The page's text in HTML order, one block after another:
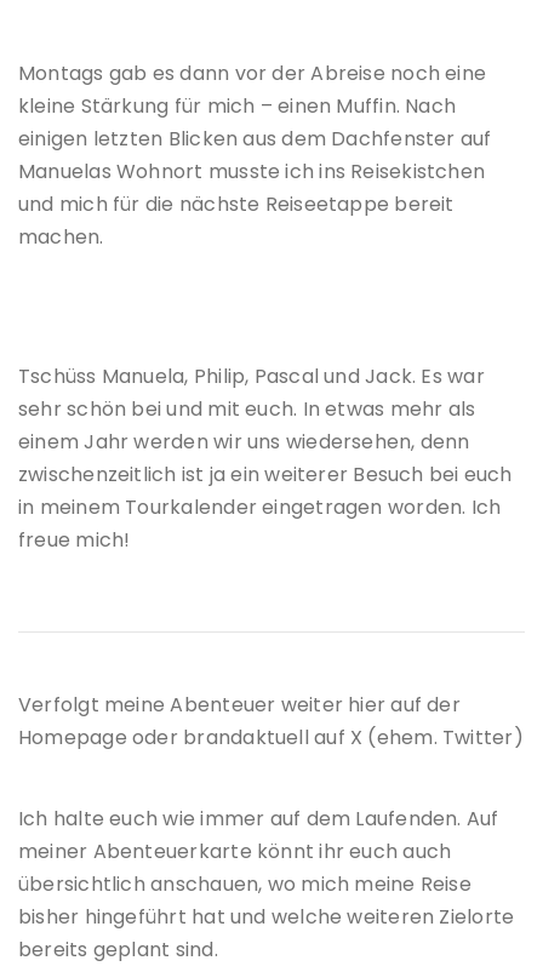
Montags gab es dann vor der Abreise noch eine
kleine Stärkung für mich – einen Muffin. Nach
einigen letzten Blicken aus dem Dachfenster auf
Manuelas Wohnort musste ich ins Reisekistchen
und mich für die nächste Reiseetappe bereit
machen.
Tschüss Manuela, Philip, Pascal und Jack. Es war
sehr schön bei und mit euch. In etwas mehr als
einem Jahr werden wir uns wiedersehen, denn
zwischenzeitlich ist ja ein weiterer Besuch bei euch
in meinem Tourkalender eingetragen worden. Ich
freue mich!
Verfolgt meine Abenteuer weiter hier auf der
Homepage oder brandaktuell auf X (ehem. Twitter)
Ich halte euch wie immer auf dem Laufenden. Auf
meiner Abenteuerkarte könnt ihr euch auch
übersichtlich anschauen, wo mich meine Reise
bisher hingeführt hat und welche weiteren Zielorte
bereits geplant sind.